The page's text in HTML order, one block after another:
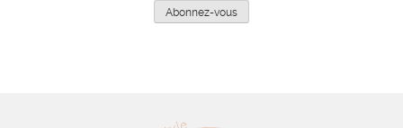
Abonnez-vous